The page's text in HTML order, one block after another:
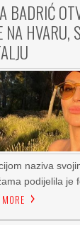
BADRIĆ
NA HVARU,
naziva
podijelila je